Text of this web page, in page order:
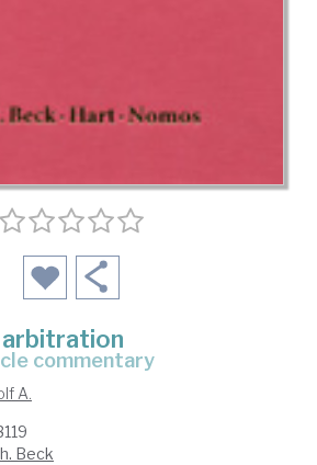
commentary
A.
Beck